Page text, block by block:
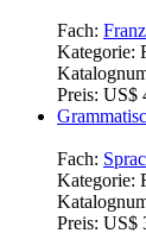
Fach:
Kategorie:
Preis: US$
Fach:
Kategorie:
Preis: US$